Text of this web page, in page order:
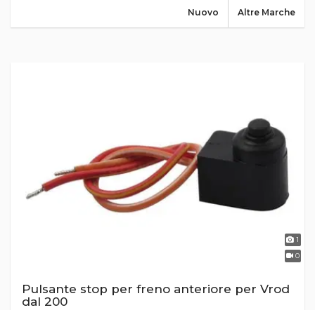
Altre Marche
Nuovo
1
0
Pulsante stop per freno anteriore per Vrod
dal 200